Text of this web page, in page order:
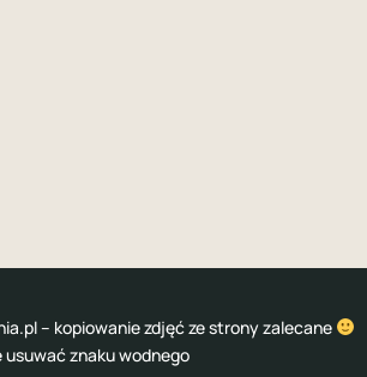
– kopiowanie zdjęć ze strony zalecane
znaku wodnego